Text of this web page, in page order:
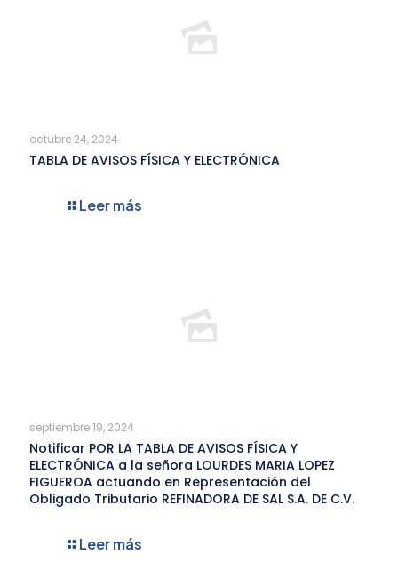
octubre 24, 2024
TABLA DE AVISOS FÍSICA Y ELECTRÓNICA
Leer más
septiembre 19, 2024
Notificar POR LA TABLA DE AVISOS FÍSICA Y
ELECTRÓNICA a la señora LOURDES MARIA LOPEZ
FIGUEROA actuando en Representación del
Obligado Tributario REFINADORA DE SAL S.A. DE C.V.
Leer más